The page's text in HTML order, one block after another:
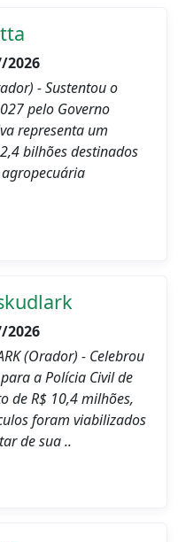
2026
- Sustentou o
pelo Governo
representa um
bilhões destinados
2026
(Orador) - Celebrou
a Polícia Civil de
de R$ 10,4 milhões,
foram viabilizados
de sua ..